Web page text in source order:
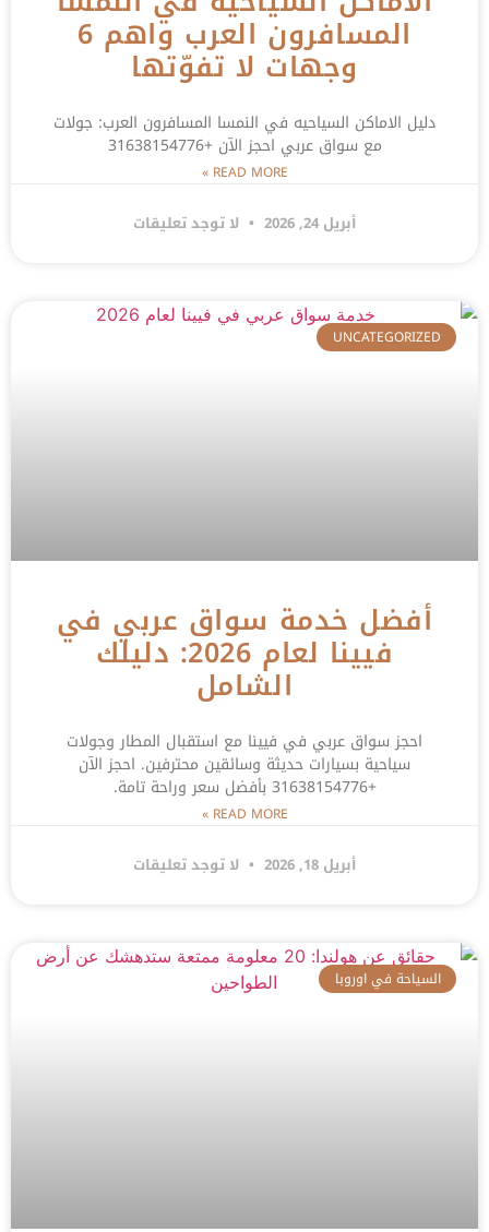
المسافرون العرب واهم 6
وجهات لا تفوّتها
دليل الاماكن السياحيه في النمسا المسافرون العرب: جولات
مع سواق عربي احجز الآن +31638154776
READ MORE »
أبريل 24, 2026 لا توجد تعليقات
UNCATEGORIZED
أفضل خدمة سواق عربي في
فيينا لعام 2026: دليلك
الشامل
احجز سواق عربي في فيينا مع استقبال المطار وجولات
سياحية بسيارات حديثة وسائقين محترفين. احجز الآن
+31638154776 بأفضل سعر وراحة تامة.
READ MORE »
أبريل 18, 2026 لا توجد تعليقات
السياحة في اوروبا